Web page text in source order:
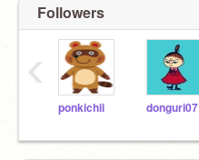
Followers
ponkichii donguri07
‹